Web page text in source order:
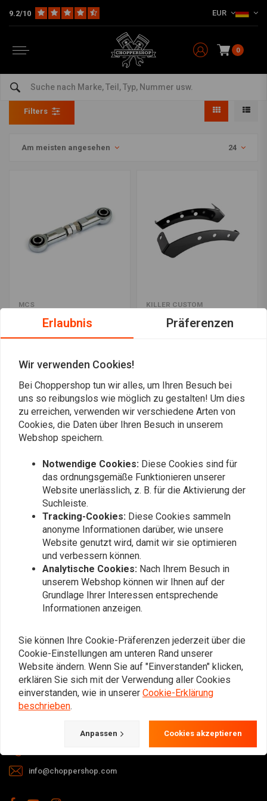
9.2/10 EUR
0
Gabelstabilisatoren
Home Teile & Zubehör Federung Gabelstabilisatoren
Filters
Am meisten angesehen 24
MCS
Vorne und oben
€39,21
KILLER CUSTOM
Verkleidungshalterung -
Am meisten angesehen 24
Immer auf dem Laufenden bleiben?
Abonnieren
Reparaturen oder allgemeinen
Informationen können Sie uns
jederzeit auf eine der folgenden Arten
kontaktieren.
info@choppershop.com
Erlaubnis Präferenzen
Wir verwenden Cookies!
Bei Choppershop tun wir alles, um Ihren Besuch bei
uns so reibungslos wie möglich zu gestalten! Um dies
zu erreichen, verwenden wir verschiedene Arten von
Cookies, die Daten über Ihren Besuch in unserem
Webshop speichern.
Notwendige Cookies: Diese Cookies sind für
das ordnungsgemäße Funktionieren unserer
Website unerlässlich, z. B. für die Aktivierung der
Suchleiste.
Tracking-Cookies: Diese Cookies sammeln
anonyme Informationen darüber, wie unsere
Website genutzt wird, damit wir sie optimieren
und verbessern können.
Analytische Cookies: Nach Ihrem Besuch in
unserem Webshop können wir Ihnen auf der
Grundlage Ihrer Interessen entsprechende
Informationen anzeigen.
Sie können Ihre Cookie-Präferenzen jederzeit über die
Cookie-Einstellungen am unteren Rand unserer
Website ändern. Wenn Sie auf "Einverstanden" klicken,
erklären Sie sich mit der Verwendung aller Cookies
einverstanden, wie in unserer Cookie-Erklärung
beschrieben.
Anpassen Cookies akzeptieren